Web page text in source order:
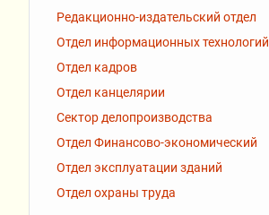
Редакционно-издательский отдел
Отдел информационных технологий
Отдел кадров
Отдел канцелярии
Сектор делопроизводства
Отдел Финансово-экономический
Отдел эксплуатации зданий
Отдел охраны труда